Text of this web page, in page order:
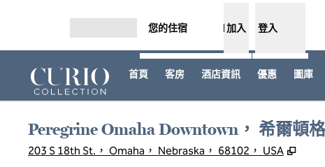
您的住宿 加入 登入
首頁 客房 酒店資訊 優惠 圖庫
Peregrine Omaha Downtown， 希爾頓
203 S 18th St.， Omaha， Nebraska， 68102， USA ,